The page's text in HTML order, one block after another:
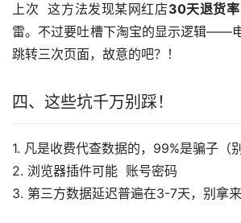
上次  这方法发现某网红店30天退货
雷。不过要吐槽下淘宝的显示逻辑——
跳转三次页面，故意的吧？！
四、这些坑千万别踩！
1. 凡是收费代查数据的，99%是骗子（
2. 浏览器插件可能  账号密码
3. 第三方数据延迟普遍在3-7天，别拿